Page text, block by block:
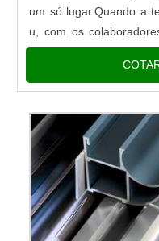
um só lugar.Quando a
u, com os
Modelo alcançará
de ferro ponteadas...